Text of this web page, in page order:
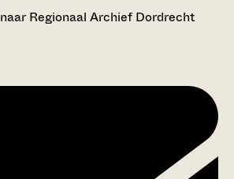
Regionaal Archief Dordrecht